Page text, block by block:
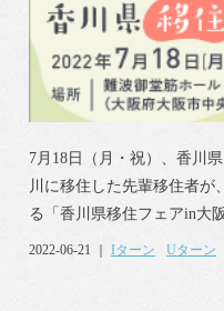
7月18日（月・祝）、香川
川に移住した先輩移住者が
る「香川県移住フェアin大
2022-06-21 ｜Iターン Uターン